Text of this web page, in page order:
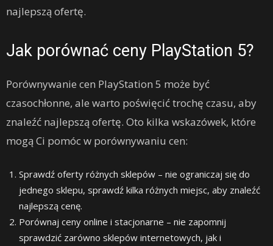
najlepszą ofertę.
Jak porównać ceny PlayStation 5?
Porównywanie cen PlayStation 5 może być
czasochłonne, ale warto poświęcić trochę czasu, aby
znaleźć najlepszą ofertę. Oto kilka wskazówek, które
mogą Ci pomóc w porównywaniu cen:
Sprawdź oferty różnych sklepów – nie ograniczaj się do
jednego sklepu, sprawdź kilka różnych miejsc, aby znaleźć
najlepszą cenę.
Porównaj ceny online i stacjonarne – nie zapomnij
sprawdzić zarówno sklepów internetowych, jak i